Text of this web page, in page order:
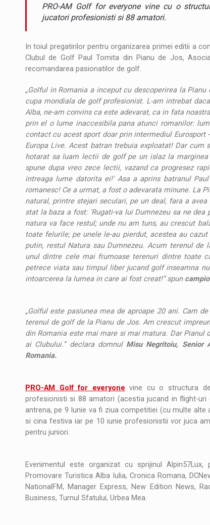
STIRI Noul Mercedes-Benz VLE este acum
ARTICOLE Proteinmaxxing and the Future of
PRO-AM Golf for everyone vine cu o
jucatori profesionisti si 88 amatori.
In toiul pregatirilor pentru organizarea primei editii a
Clubul de Golf Paul Tomita din Pianu de Jos,
recomandarea pasionatilor de golf.
„Golful in Romania a inceput cu descoperirea la
cupa mondiala de golf profesionist. L-am intrebat
Alba, ne-am convins ca este adevarat, ca in fata
prin el o lume inaccesibila pana atunci romanilor:
contact cu acest sport doar prin intermediul
Europa Live. Acest batran trebuia exploatat! Dar
hotarat sa luam lectii de golf pe un islaz la
spune dupa vreo zece lectii, vazand ca progresez
intreaga lume datorita ei!' Asa a aprins batranul
romanesc! Ce a urmat, a fost o adevarata minune. La
natural, printre stejari seculari, pe un deal, fara a
stat la baza a fost: 'Rugati-va lui Dumnezeu sa ne
natura va face restul; unde nu am tuns, au crescut
toate felurile; pe unele le-au pierdut, acestea au
putin, restul Natura sau Dumnezeu. Acum terenul
unul dintre cele mai frumoase terenuri dintre toate
petrece viata sau timpul liber jucand golf inseamna
intoarcerea la lumea in care ai fost creat!” spun
„Golful este pasiunea mea de aproape 20 ani. Cam
terenul de golf de la Pianu de Jos. Am crescut
din Romania este mai mare si mai matura. Dar
ai Clubului.” declara domnul Misu Negritoiu, Senior
Romania.
PRO-AM Golf for everyone vine cu o structura
profesionisti si 88 amatori (acestia jucand in flight-
antrena, pe 9 Iunie va fi ziua competitiei (cu multe
si cina festiva iar pe 10 iunie profesionistii vor juca
pentru juniori.
Evenimentul este organizat cu sprijinul
Promovare Turistica Alba Iulia, Cronica Romana,
NationalFM, Manager Express, New Edition News,
Business, Turnul Sfatului, Urbea Mea.